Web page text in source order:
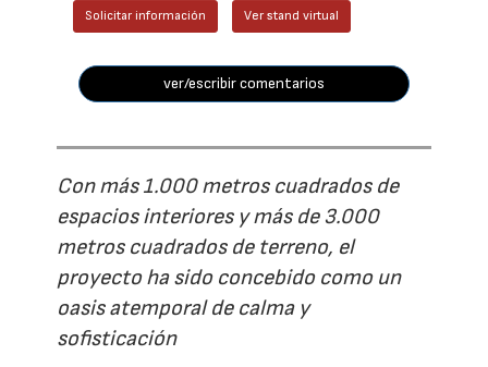
Solicitar información Ver stand virtual
ver/escribir comentarios
Con más 1.000 metros cuadrados de
espacios interiores y más de 3.000
metros cuadrados de terreno, el
proyecto ha sido concebido como un
oasis atemporal de calma y
sofisticación